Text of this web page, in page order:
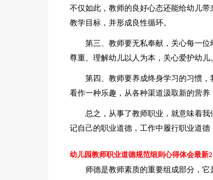
不仅如此，教师的良好心态还能给幼儿
教学目标，并形成良性循环。
第三、教师要无私奉献，关心每一
尊重、理解幼儿以人为本，关心爱护幼儿
第四、教师要养成终身学习的习惯
看作一种乐趣，从各种渠道汲取新的营养
总之，从事了教师职业，就意味着
记自己的职业道德，工作中履行职业道德
幼儿园教师职业道德规范细则心得体会最新2
师德是教师素质的重要组成部分，